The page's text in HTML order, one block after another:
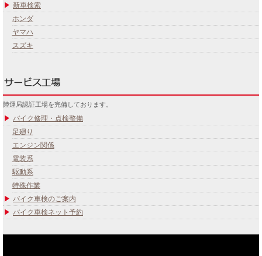
新車検索
ホンダ
ヤマハ
スズキ
陸運局認証工場を完備しております。
バイク修理・点検整備
足廻り
エンジン関係
電装系
駆動系
特殊作業
バイク車検のご案内
バイク車検ネット予約